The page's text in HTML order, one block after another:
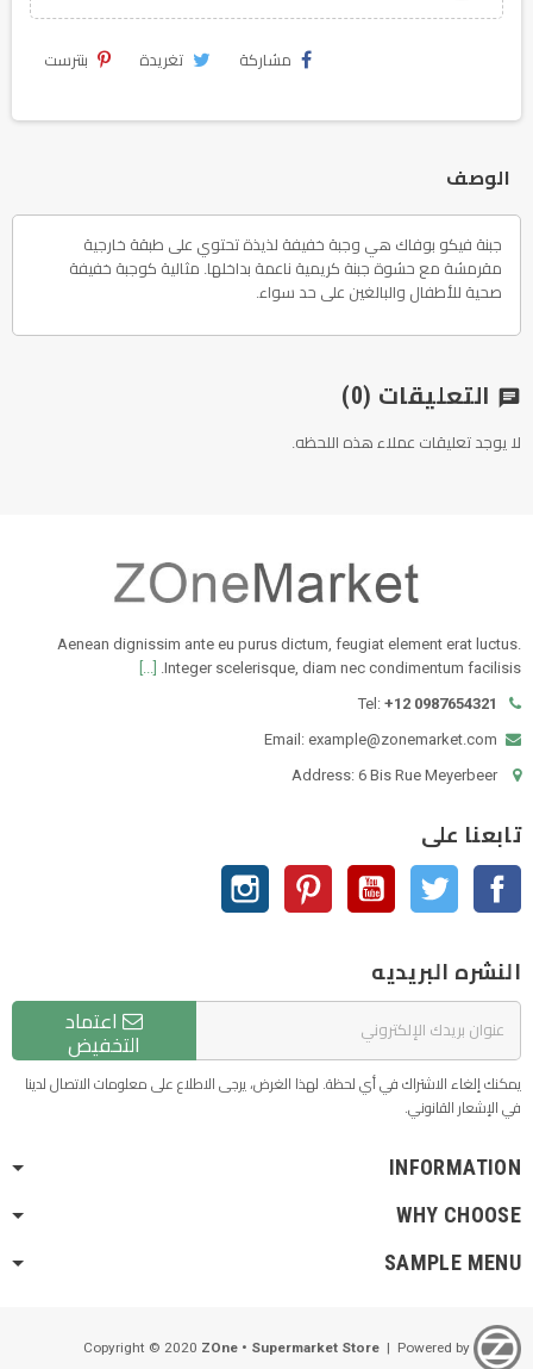
مشاركة تغريدة بنترست
الوصف
جبنة فيكو بوفاك هي وجبة خفيفة لذيذة تحتوي على طبقة خارجية
مقرمشة مع حشوة جبنة كريمية ناعمة بداخلها. مثالية كوجبة خفيفة
صحية للأطفال والبالغين على حد سواء.
chat التعليقات (0)
لا يوجد تعليقات عملاء هذه اللحظه.
Aenean dignissim ante eu purus dictum, feugiat element erat luctus.
Integer scelerisque, diam nec condimentum facilisis.
[...]
Tel: +12 0987654321
Email: example@zonemarket.com
Address: 6 Bis Rue Meyerbeer
تابعنا على
الفيسبوك تويتر يوتيوب بنترست
النشره البريديه
اعتماد
التخفيض
يمكنك إلغاء الاشتراك في أي لحظة. لهذا الغرض، يرجى الاطلاع على معلومات الاتصال لدينا
في الإشعار القانوني.
INFORMATION
WHY CHOOSE
SAMPLE MENU
ZOne • Supermarket Store | Powered by